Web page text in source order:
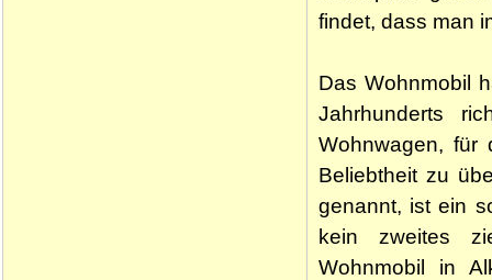
findet, dass man
Das Wohnmobil
Jahrhunderts
Wohnwagen, für
Beliebtheit zu
genannt, ist ein
kein zweites
Wohnmobil in